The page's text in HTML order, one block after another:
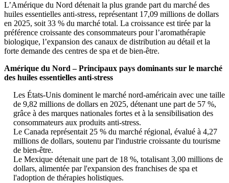
L’Amérique du Nord détenait la plus grande part du marché des
huiles essentielles anti-stress, représentant 17,09 millions de dollars
en 2025, soit 33 % du marché total. La croissance est tirée par la
préférence croissante des consommateurs pour l’aromathérapie
biologique, l’expansion des canaux de distribution au détail et la
forte demande des centres de spa et de bien-être.
Amérique du Nord – Principaux pays dominants sur le marché
des huiles essentielles anti-stress
Les États-Unis dominent le marché nord-américain avec une taille
de 9,82 millions de dollars en 2025, détenant une part de 57 %,
grâce à des marques nationales fortes et à la sensibilisation des
consommateurs aux produits anti-stress.
Le Canada représentait 25 % du marché régional, évalué à 4,27
millions de dollars, soutenu par l'industrie croissante du tourisme
de bien-être.
Le Mexique détenait une part de 18 %, totalisant 3,00 millions de
dollars, alimentée par l'expansion des franchises de spa et
l'adoption de thérapies holistiques.